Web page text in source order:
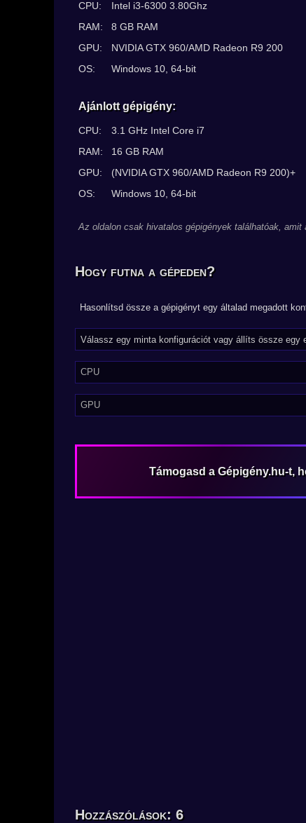
CPU:
Intel i3-6300 3.80Ghz
RAM:
8 GB RAM
GPU:
NVIDIA GTX 960/AMD Radeon R9 200
OS:
Windows 10, 64-bit
Ajánlott gépigény:
CPU:
3.1 GHz Intel Core i7
RAM:
16 GB RAM
GPU:
(NVIDIA GTX 960/AMD Radeon R9 200)+
OS:
Windows 10, 64-bit
Az oldalon csak hivatalos gépigények találhatóak,
Hogy futna a gépeden?
Hasonlítsd össze a gépigényt egy általad megadott
CPU
GPU
Támogasd a Gépigény.hu-t,
Hozzászólások: 6